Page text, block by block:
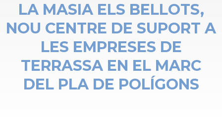
LA MASIA ELS BELLOTS,
NOU CENTRE DE SUPORT A
LES EMPRESES DE
TERRASSA EN EL MARC
DEL PLA DE POLÍGONS